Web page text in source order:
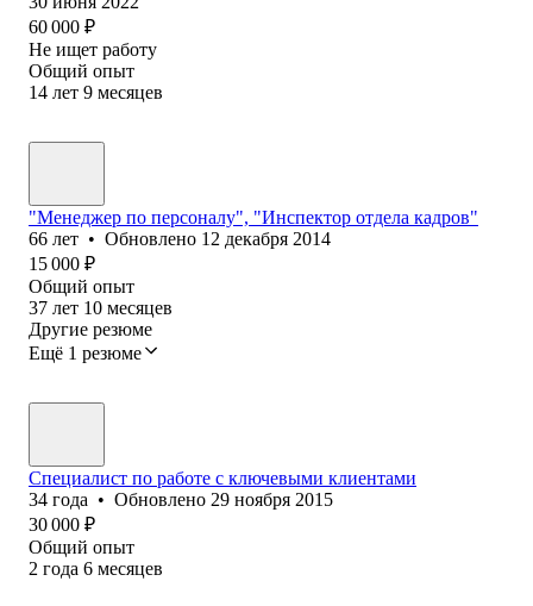
60 000 ₽
Не ищет работу
Общий опыт
14 лет 9 месяцев
"Менеджер по персоналу", "Инспектор отдела кадров"
66 лет • Обновлено 12 декабря 2014
15 000 ₽
Общий опыт
37 лет 10 месяцев
Другие резюме
Ещё 1 резюме
Специалист по работе с ключевыми клиентами
34 года • Обновлено 29 ноября 2015
30 000 ₽
Общий опыт
2 года 6 месяцев